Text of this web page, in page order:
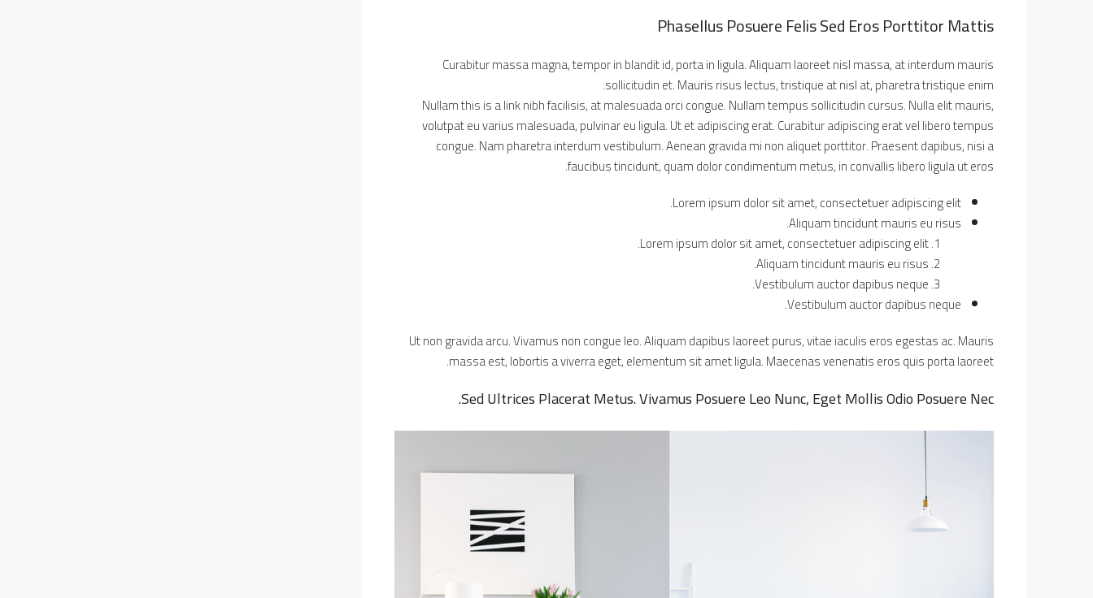
Phasellus Posuere Felis Sed Eros Porttitor Mattis
Curabitur massa magna, tempor in blandit id, porta in ligula. Aliquam laoreet nisl massa, at interdum mauris
sollicitudin et. Mauris risus lectus, tristique at nisl at, pharetra tristique enim.
Nullam this is a link nibh facilisis, at malesuada orci congue. Nullam tempus sollicitudin cursus. Nulla elit mauris,
volutpat eu varius malesuada, pulvinar eu ligula. Ut et adipiscing erat. Curabitur adipiscing erat vel libero tempus
congue. Nam pharetra interdum vestibulum. Aenean gravida mi non aliquet porttitor. Praesent dapibus, nisi a
faucibus tincidunt, quam dolor condimentum metus, in convallis libero ligula ut eros.
Lorem ipsum dolor sit amet, consectetuer adipiscing elit.
Aliquam tincidunt mauris eu risus.
Lorem ipsum dolor sit amet, consectetuer adipiscing elit.
Aliquam tincidunt mauris eu risus.
Vestibulum auctor dapibus neque.
Vestibulum auctor dapibus neque.
Ut non gravida arcu. Vivamus non congue leo. Aliquam dapibus laoreet purus, vitae iaculis eros egestas ac. Mauris
massa est, lobortis a viverra eget, elementum sit amet ligula. Maecenas venenatis eros quis porta laoreet.
Sed Ultrices Placerat Metus. Vivamus Posuere Leo Nunc, Eget Mollis Odio Posuere Nec.